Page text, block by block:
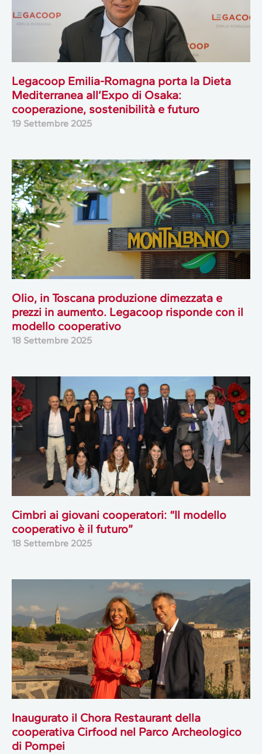
Legacoop Emilia-Romagna porta la Dieta
Mediterranea all’Expo di Osaka:
cooperazione, sostenibilità e futuro
19 Settembre 2025
Olio, in Toscana produzione dimezzata e
prezzi in aumento. Legacoop risponde con il
modello cooperativo
18 Settembre 2025
Cimbri ai giovani cooperatori: “Il modello
cooperativo è il futuro”
18 Settembre 2025
Inaugurato il Chora Restaurant della
cooperativa Cirfood nel Parco Archeologico
di Pompei